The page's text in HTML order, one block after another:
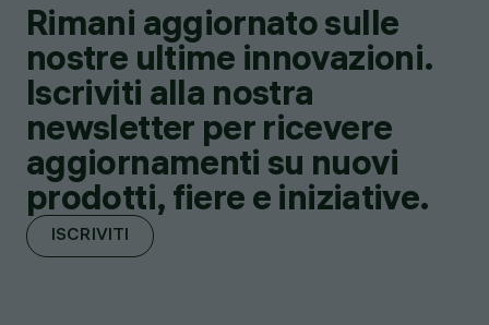
Rimani aggiornato sulle
nostre ultime innovazioni.
Iscriviti alla nostra
newsletter per ricevere
aggiornamenti su nuovi
prodotti, fiere e iniziative.
ISCRIVITI